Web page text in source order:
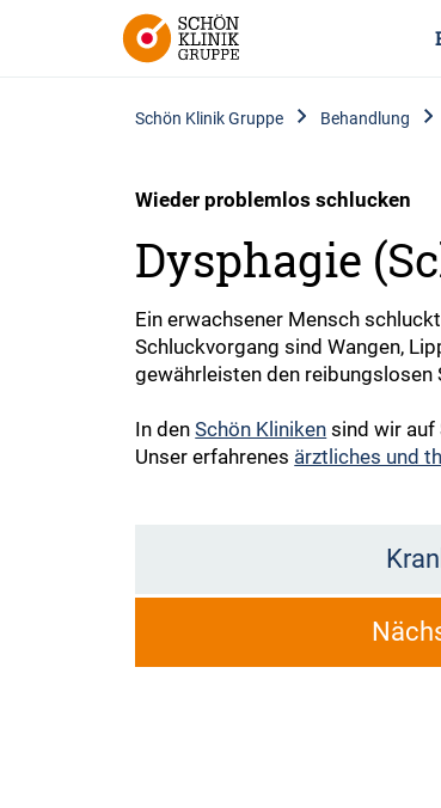
Schön Klinik Gruppe Behandlung
Wieder problemlos schlucken
Dysphagie
Ein erwachsener Mensch
Schluckvorgang sind Wangen,
gewährleisten den
In denSchön Kliniken sind wir auf
Unser erfahrenes ärztliches und